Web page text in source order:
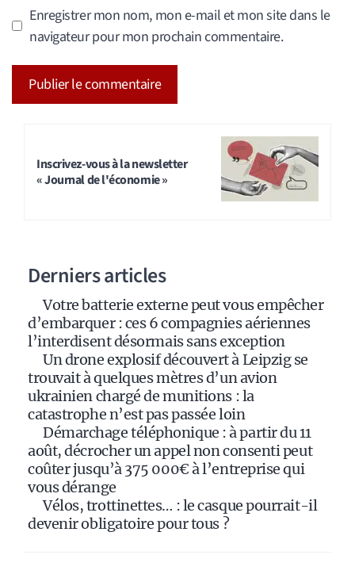
Enregistrer mon nom, mon e-mail et mon site dans le
navigateur pour mon prochain commentaire.
Inscrivez-vous à la newsletter
« Journal de l'économie »
Derniers articles
Votre batterie externe peut vous empêcher
d’embarquer : ces 6 compagnies aériennes
l’interdisent désormais sans exception
Un drone explosif découvert à Leipzig se
trouvait à quelques mètres d’un avion
ukrainien chargé de munitions : la
catastrophe n’est pas passée loin
Démarchage téléphonique : à partir du 11
août, décrocher un appel non consenti peut
coûter jusqu’à 375 000€ à l’entreprise qui
vous dérange
Vélos, trottinettes… : le casque pourrait-il
devenir obligatoire pour tous ?